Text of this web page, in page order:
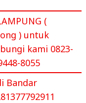
(
) untuk
kami 0823-
8055
Bandar